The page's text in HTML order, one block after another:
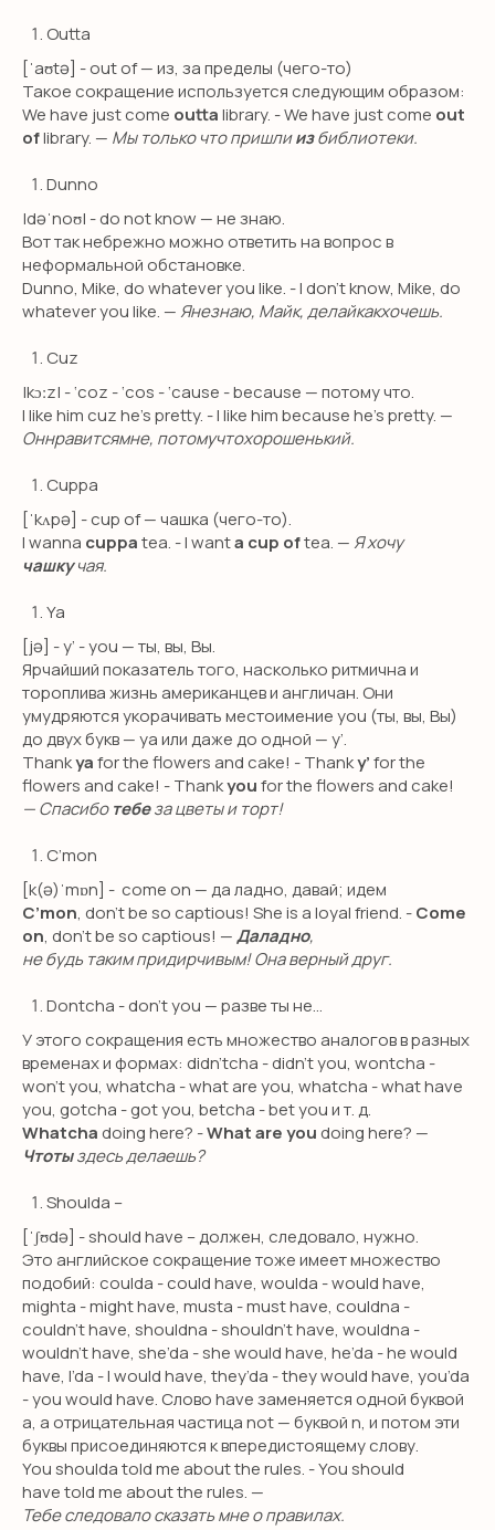
Outta
[ˈaʊtə] - out of — из, за пределы (чего-то)
Такое сокращение используeтся следующим образом:
We have just come outtalibrary. - We have just come out
oflibrary. — Мы только что пришлиизбиблиотеки.
Dunno
|dəˈnoʊ| - do not know — не знаю.
Вот так небрежно можно ответить на вопрос в
неформальной обстановке.
Dunno, Mike, do whatever you like. - I don’t know, Mike, do
whatever you like. — Янезнаю, Майк, делайкакхочешь.
Cuz
|kɔːz| - ‘coz - ‘cos - ‘cause - because — потому что.
I like him cuz he’s pretty. - I like him because he’s pretty. —
Оннравитсямне, потомучтохорошенький.
Cuppa
[ˈkʌpə] - cup of — чашка (чего-то).
I wanna cuppatea. - I wanta cup oftea. — Я хочу
чашкучая.
Ya
[jə] - y’ - you — ты, вы, Вы.
Ярчайший показатель того, насколько ритмична и
тороплива жизнь американцев и англичан. Они
умудряются укорачивать местоимение you (ты, вы, Вы)
до двух букв — ya или даже до одной — y’.
Thankyafor the flowers and cake! - Thanky’for the
flowers and cake! - Thankyoufor the flowers and cake!
— Спасиботебеза цветы и торт!
C’mon
[k(ə)ˈmɒn] - come on — да ладно, давай; идем
C’mon, don’t be so captious! She is a loyal friend. -Come
on, don’t be so captious! —Даладно,
не будь таким придирчивым! Она верный друг.
Dontcha - don’t you — разве ты не…
У этого сокращения есть множество аналогов в разных
временах и формах: didn’tcha - didn’t you, wontcha -
won’t you, whatcha - what are you, whatcha - what have
you, gotcha - got you, betcha - bet you и т. д.
Whatcha doing here? -What are you doing here? —
Чтотыздесь делаешь?
Shoulda –
[ˈʃʊdə] -should have – должен, следовало, нужно.
Это английское сокращение тоже имеет множество
подобий: coulda - could have, woulda - would have,
mighta - might have, musta - must have, couldna -
couldn’t have, shouldna - shouldn’t have, wouldna -
wouldn’t have, she’da - she would have, he’da - he would
have, I’da - I would have, they’da - they would have, you’da
- you would have. Слово have заменяется одной буквой
a, а отрицательная частица not — буквой n, и потом эти
буквы присоединяются к впередистоящему слову.
You shoulda told me about the rules. - You should
have told me about the rules. —
Тебе следовало сказать мне о правилах.
Детям
Международные экзамены
Взрослым
Английский для школьников
Английский для малышей
Английский онлайн
Предметы на английском
Английская гувернантка
Дом работницы
Няни из филиппин
ПОПУЛЯРНЫЕ УСЛУГИ
О КОМПАНИИ
КОНТАКТЫ
Сотрудничество
Блог
О школе
+7 (495) 278-08-79
hello@smileenglish.ru
121351, ул. Коцюбинского, 9 к.2
3, Сад Эрмитаж
101000, ул. Маросейка, 15,
разговорный клуб
Оферта
Политика обработки данных
Work with us
Подготовка в гимназию
ИМ Примакова
GCSE exam